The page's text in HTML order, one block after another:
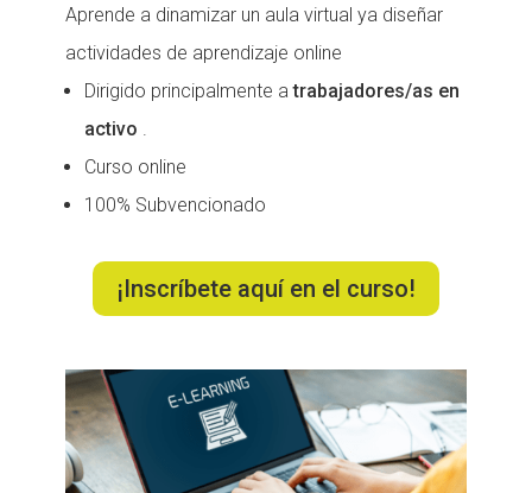
Aprende a dinamizar un aula virtual ya diseñar
actividades de aprendizaje online
Dirigido principalmente atrabajadores/as en
activo .
Curso online
100% Subvencionado
¡Inscríbete aquí en el curso!